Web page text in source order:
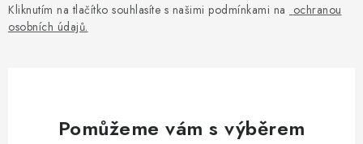
Kliknutím na tlačítko souhlasíte s našimi podmínkami na ochranou
osobních údajů.
Pomůžeme vám s výběrem